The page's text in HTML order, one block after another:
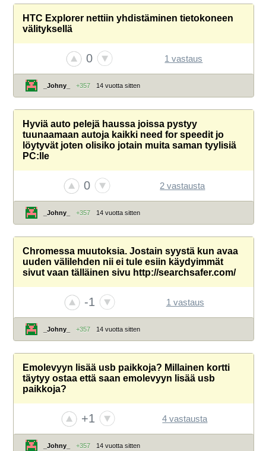
HTC Explorer nettiin yhdistäminen tietokoneen
välityksellä
0 1 vastaus
_Johny_ +357 14 vuotta sitten
Hyviä auto pelejä haussa joissa pystyy
tuunaamaan autoja kaikki need for speedit jo
löytyvät joten olisiko jotain muita saman tyylisiä
PC:lle
0 2 vastausta
_Johny_ +357 14 vuotta sitten
Chromessa muutoksia. Jostain syystä kun avaa
uuden välilehden nii ei tule esiin käydyimmät
sivut vaan tälläinen sivu http://searchsafer.com/
-1 1 vastaus
_Johny_ +357 14 vuotta sitten
Emolevyyn lisää usb paikkoja? Millainen kortti
täytyy ostaa että saan emolevyyn lisää usb
paikkoja?
+1 4 vastausta
_Johny_ +357 14 vuotta sitten